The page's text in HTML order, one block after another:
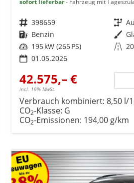
Fahrzeugnr. 398659 Getriebe
Kraftstoff Benzin Außenfarbe
Leistung 195 kW (265 PS) Kilometerstand
01.05.2026
42.575,– €
incl. 19% MwSt.
Verbrauch kombiniert: 8,50 l/
CO2-Klasse: G
CO2-Emissionen: 194,00 g/km